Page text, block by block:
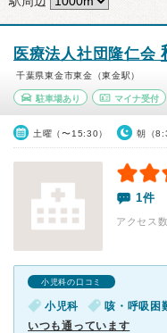
医療法人社団隆仁会
千葉県東金市東金（東金駅）
駐車場あり マイナ受付
土曜（〜15:30） 朝（
1件
アクセス
小児科の口コミ
小児科 咳・呼吸困
いつも通っています